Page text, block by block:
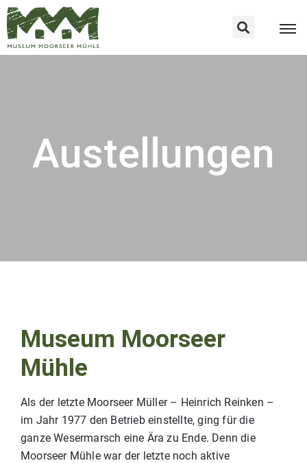
Austellungen
Museum Moorseer
Mühle
Als der letzte Moorseer Müller – Heinrich Reinken –
im Jahr 1977 den Betrieb einstellte, ging für die
ganze Wesermarsch eine Ära zu Ende. Denn die
Moorseer Mühle war der letzte noch aktive